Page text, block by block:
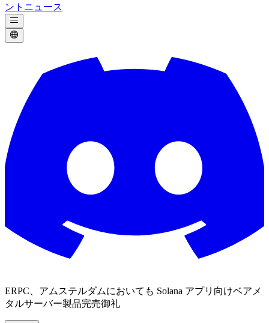
ント ニュース
ERPC、アムステルダムにおいても Solana アプリ向けベアメ
タルサーバー製品完売御礼